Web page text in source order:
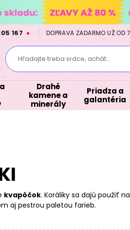
167 DOPRAVA ZADARMO UŽ OD
Hľadajte treba srdce, achát...
Drahé
kamene a
minerály
Priadza a
galantéria
kvapôčok. Koráliky sa dajú použiť na
aj pestrou paletou farieb.